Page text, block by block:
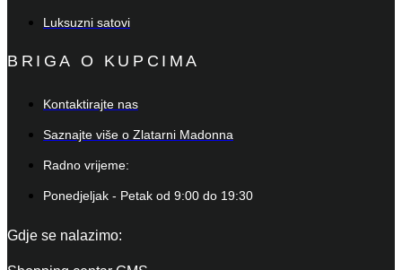
Luksuzni satovi
BRIGA O KUPCIMA
Kontaktirajte nas
Saznajte više o Zlatarni Madonna
Radno vrijeme:
Ponedjeljak - Petak od 9:00 do 19:30
Gdje se nalazimo: